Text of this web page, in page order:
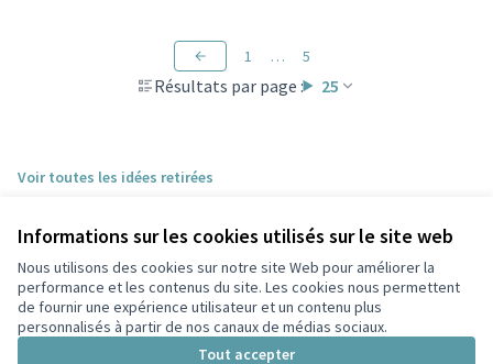
Informations sur les cookies utilisés sur le site web
Nous utilisons des cookies sur notre site Web pour améliorer la
performance et les contenus du site. Les cookies nous permettent
de fournir une expérience utilisateur et un contenu plus
personnalisés à partir de nos canaux de médias sociaux.
Tout accepter
Résultats par page : 25
1 … 5
Voir toutes les idées retirées
Conditions d'utilisation